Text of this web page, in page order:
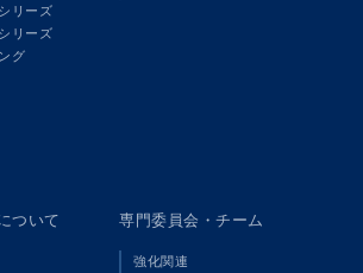
リーズ
リーズ
グ
ついて 専門委員会・チーム
強化関連